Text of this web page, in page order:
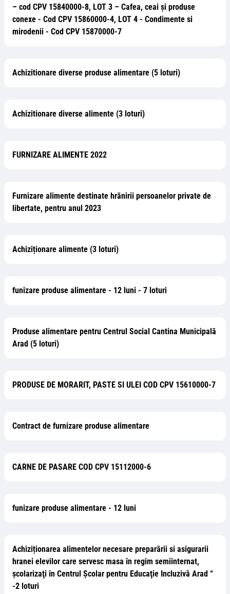
– cod CPV 15840000-8, LOT 3 – Cafea, ceai și produse
conexe - Cod CPV 15860000-4, LOT 4 - Condimente si
mirodenii - Cod CPV 15870000-7
Achizitionare diverse produse alimentare (5 loturi)
Achizitionare diverse alimente (3 loturi)
FURNIZARE ALIMENTE 2022
Furnizare alimente destinate hrănirii persoanelor private de
libertate, pentru anul 2023
Achiziționare alimente (3 loturi)
funizare produse alimentare - 12 luni - 7 loturi
Produse alimentare pentru Centrul Social Cantina Municipală
Arad (5 loturi)
PRODUSE DE MORARIT, PASTE SI ULEI COD CPV 15610000-7
Contract de furnizare produse alimentare
CARNE DE PASARE COD CPV 15112000-6
funizare produse alimentare - 12 luni
Achiziționarea alimentelor necesare preparării si asigurarii
hranei elevilor care servesc masa în regim semiinternat,
şcolarizaţi în Centrul Şcolar pentru Educaţie Incluzivă Arad “
-2 loturi